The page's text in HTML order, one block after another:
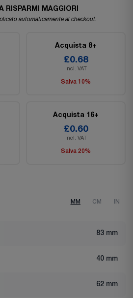
RISPARMI MAGGIORI
automaticamente al checkout.
Acquista 8+
£0.68
Incl. VAT
Salva 10%
Acquista 16+
£0.60
Incl. VAT
Salva 20%
MM CM IN
83 mm
40 mm
62 mm